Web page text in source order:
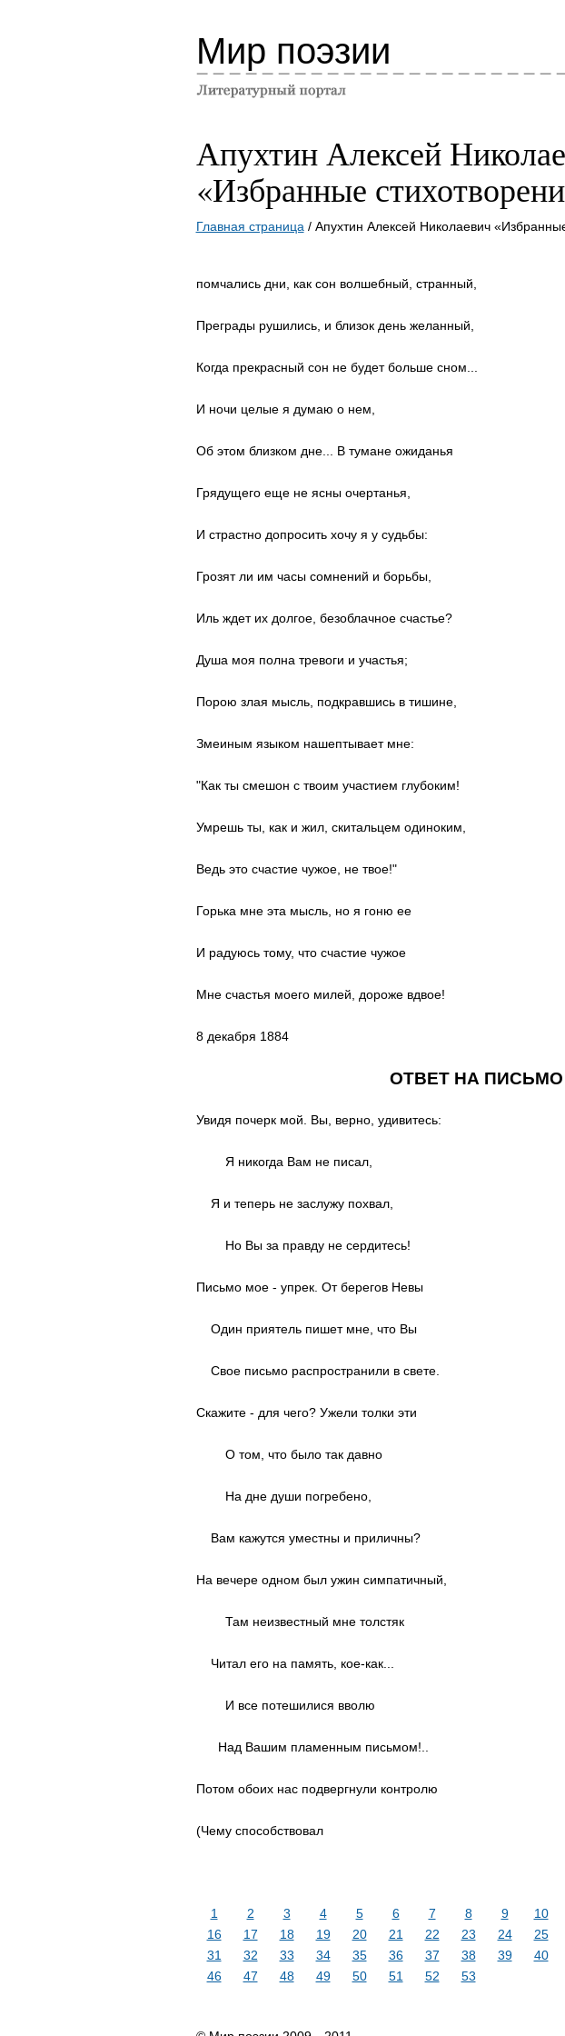
Мир поэзии
Апухтин Алексей
«Избранные
Главная страница / Апухтин Алексей Николаевич
помчались дни, как сон волшебный, странный,
Преграды рушились, и близок день желанный,
Когда прекрасный сон не будет больше сном...
И ночи целые я думаю о нем,
Об этом близком дне... В тумане ожиданья
Грядущего еще не ясны очертанья,
И страстно допросить хочу я у судьбы:
Грозят ли им часы сомнений и борьбы,
Иль ждет их долгое, безоблачное счастье?
Душа моя полна тревоги и участья;
Порою злая мысль, подкравшись в тишине,
Змеиным языком нашептывает мне:
"Как ты смешон с твоим участием глубоким!
Умрешь ты, как и жил, скитальцем одиноким,
Ведь это счастие чужое, не твое!"
Горька мне эта мысль, но я гоню ее
И радуюсь тому, что счастие чужое
Мне счастья моего милей, дороже вдвое!
8 декабря 1884
ОТВЕТ НА ПИСЬМО
Увидя почерк мой. Вы, верно, удивитесь:
Я никогда Вам не писал,
Я и теперь не заслужу похвал,
Но Вы за правду не сердитесь!
Письмо мое - упрек. От берегов Невы
Один приятель пишет мне, что Вы
Свое письмо распространили в свете.
Скажите - для чего? Ужели толки эти
О том, что было так давно
На дне души погребено,
Вам кажутся уместны и приличны?
На вечере одном был ужин симпатичный,
Там неизвестный мне толстяк
Читал его на память, кое-как...
И все потешилися вволю
Над Вашим пламенным письмом!..
Потом обоих нас подвергнули контролю
(Чему способствовал
1 2 3 4 5 6 7 8 9 10
16
17 18 19 20 21 22 23 24 25
31
32 33 34 35 36 37 38 39 40
46
47 48 49 50 51 52 53